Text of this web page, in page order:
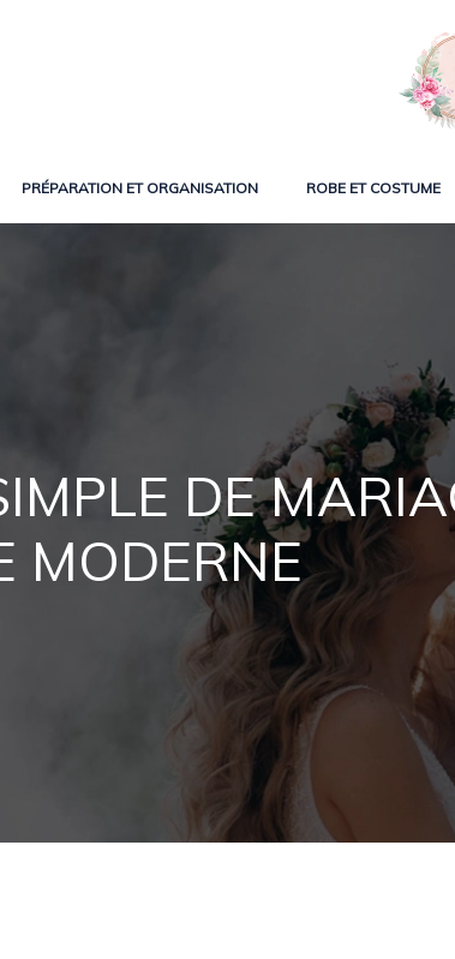
PRÉPARATION ET ORGANISATION ROBE ET COSTUME
DE
MODERNE